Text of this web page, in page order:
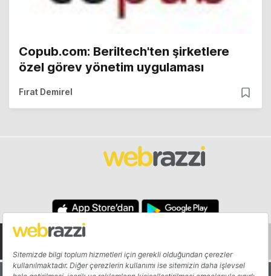
Copub.com: Beriltech'ten şirketlere
özel görev yönetim uygulaması
Fırat Demirel